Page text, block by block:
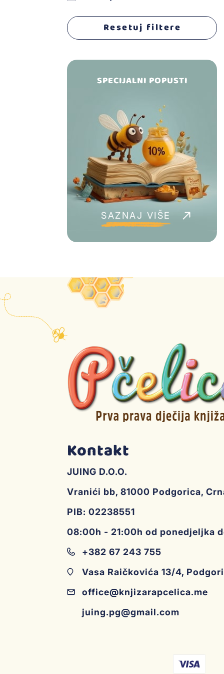
Projektori za crtanje
Figure životinja
Vozila, staze i garaže
Društevene igre
Puzle
Resetuj filtere
SPECIJALNI POPUSTI
SAZNAJ VIŠE
Kontakt
JUING D.O.O.
Vranići bb, 81000 Podgorica,
PIB: 02238551
08:00h - 21:00h od ponedjeljka
+382 67 243 755
Vasa Raičkovića 13/4,
office@knjizarapcelica.me
juing.pg@gmail.com